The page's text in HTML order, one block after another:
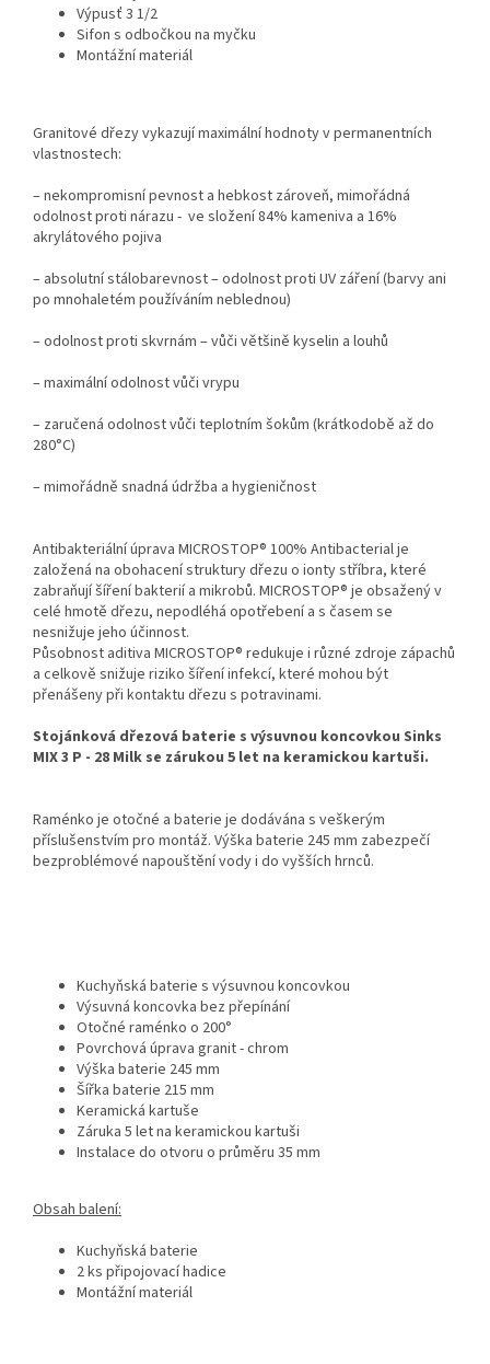
Výpusť 3 1/2
Sifon s odbočkou na myčku
Montážní materiál
Granitové dřezy vykazují maximální hodnoty v permanentních
vlastnostech:
– nekompromisní pevnost a hebkost zároveň, mimořádná
odolnost proti nárazu - ve složení 84% kameniva a 16%
akrylátového pojiva
– absolutní stálobarevnost – odolnost proti UV záření (barvy ani
po mnohaletém používáním neblednou)
– odolnost proti skvrnám – vůči většině kyselin a louhů
– maximální odolnost vůči vrypu
– zaručená odolnost vůči teplotním šokům (krátkodobě až do
280°C)
– mimořádně snadná údržba a hygieničnost
Antibakteriální úprava MICROSTOP® 100% Antibacterial je
založená na obohacení struktury dřezu o ionty stříbra, které
zabraňují šíření bakterií a mikrobů. MICROSTOP® je obsažený v
celé hmotě dřezu, nepodléhá opotřebení a s časem se
nesnižuje jeho účinnost.
Působnost aditiva MICROSTOP® redukuje i různé zdroje zápachů
a celkově snižuje riziko šíření infekcí, které mohou být
přenášeny při kontaktu dřezu s potravinami.
Stojánková dřezová baterie s výsuvnou koncovkou Sinks
MIX 3 P - 28 Milk se zárukou 5 let na keramickou kartuši.
Raménko je otočné a baterie je dodávána s veškerým
příslušenstvím pro montáž. Výška baterie 245 mm zabezpečí
bezproblémové napouštění vody i do vyšších hrnců.
Kuchyňská baterie s výsuvnou koncovkou
Výsuvná koncovka bez přepínání
Otočné raménko o 200°
Povrchová úprava granit - chrom
Výška baterie 245 mm
Šířka baterie 215 mm
Keramická kartuše
Záruka 5 let na keramickou kartuši
Instalace do otvoru o průměru 35 mm
Obsah balení:
Kuchyňská baterie
2 ks připojovací hadice
Montážní materiál